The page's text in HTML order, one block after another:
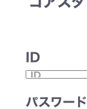
ID
パスワード